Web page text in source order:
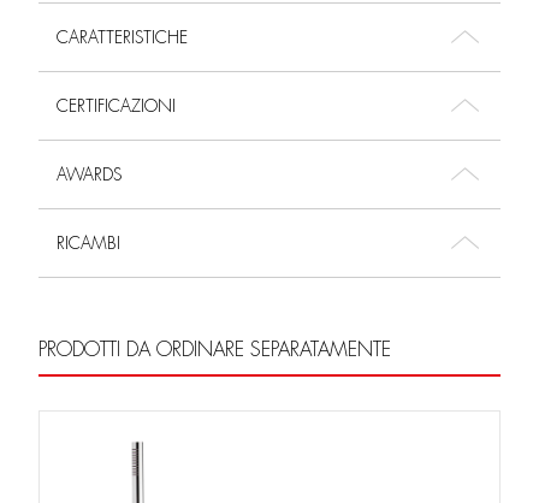
CARATTERISTICHE
CERTIFICAZIONI
AWARDS
RICAMBI
PRODOTTI DA ORDINARE SEPARATAMENTE